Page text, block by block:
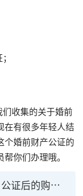
收集的关于婚前
在有很多年轻人结
个婚前财产公证的
你们办理哦。
公证后的购房协议有法律效力吗？如何进行公证